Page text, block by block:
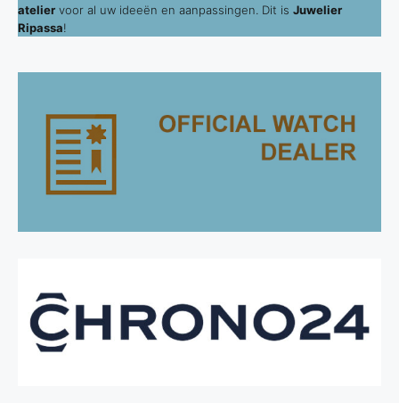
atelier voor al uw ideeën en aanpassingen. Dit is Juwelier
Ripassa!